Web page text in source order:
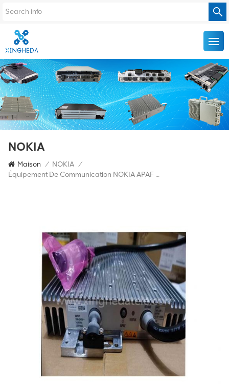
NOKIA
Maison / NOKIA /
Équipement De Communication NOKIA APAF 474676A.101 RRU